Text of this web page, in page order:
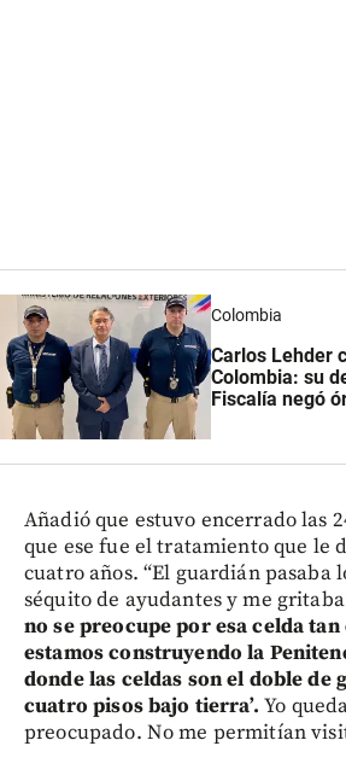
Colombia
Carlos Lehder
Colombia: su
Fiscalía negó
Añadió que estuvo encerrado las
que ese fue el tratamiento que le
cuatro años. “El guardián pasaba
séquito de ayudantes y me
no se preocupe por esa celda
estamos construyendo la
donde las celdas son el doble de
cuatro pisos bajo tierra’.Yo
preocupado. No me permitían